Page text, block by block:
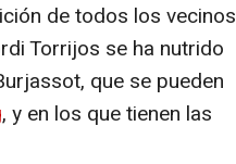
de todos los vecinos
Torrijos se ha nutrido
que se pueden
, y en los que tienen las